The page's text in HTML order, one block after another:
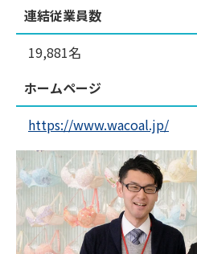
連結従業員数
19,881名
ホームページ
https://www.wacoal.jp/